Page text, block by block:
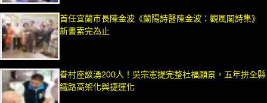
首任宜蘭市長陳金波《蘭陽詩醫陳金波：觀風閣詩集》
新書索完為止
眷村座談湧200人！吳宗憲提完整社福願景，五年拚全縣
鐵路高架化與捷運化